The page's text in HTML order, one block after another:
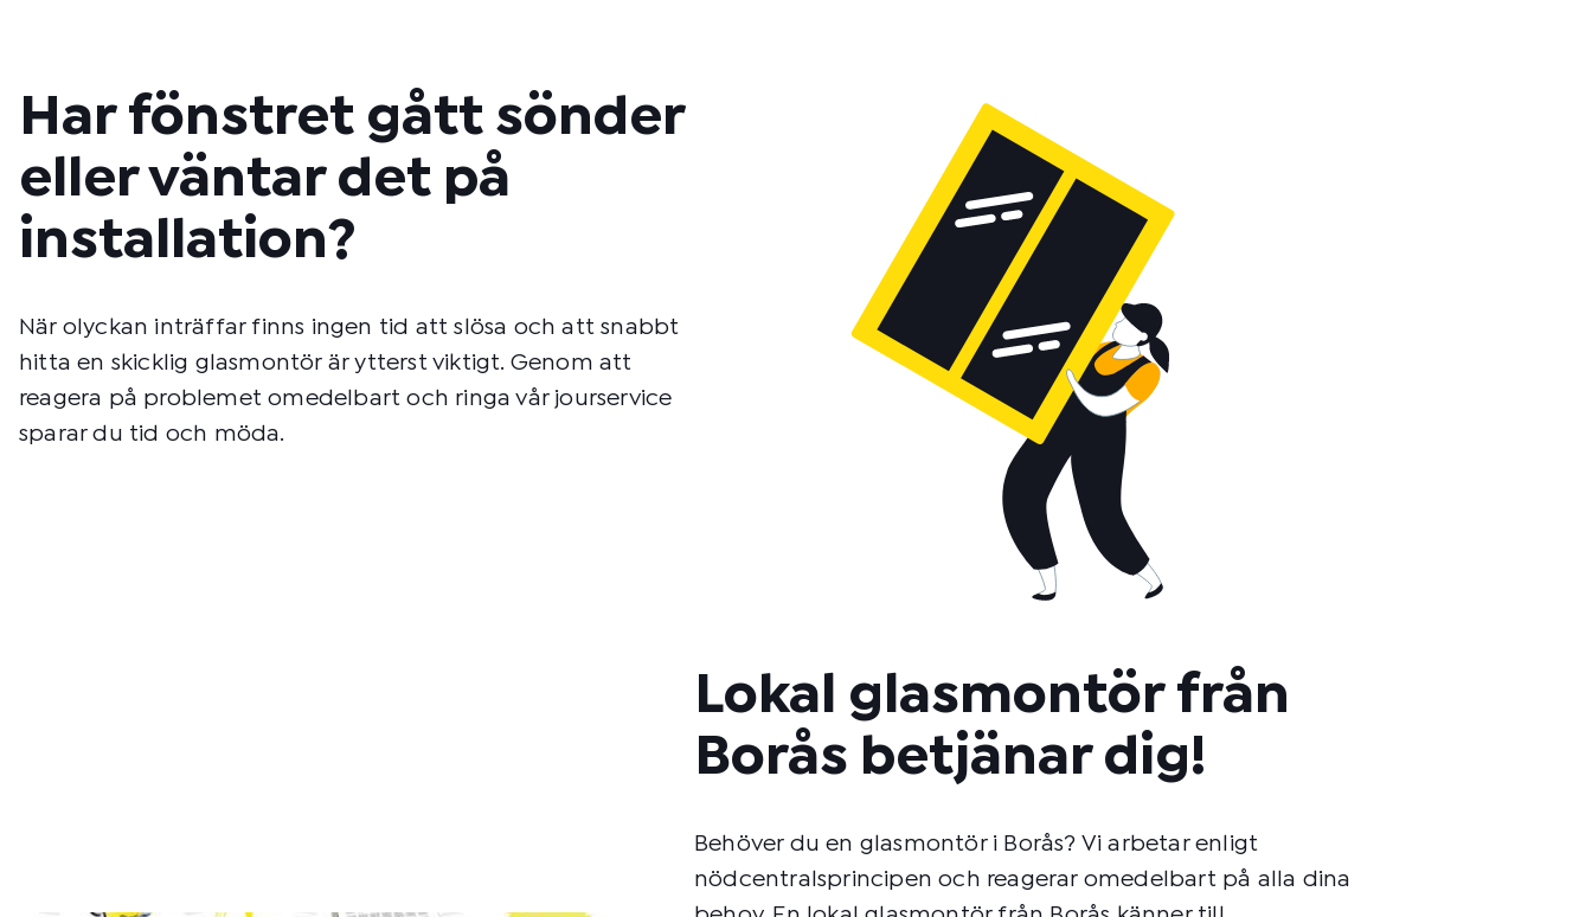
Har fönstret gått sönder
eller väntar det på
installation?
När olyckan inträffar finns ingen tid att slösa och att snabbt
hitta en skicklig glasmontör är ytterst viktigt. Genom att
reagera på problemet omedelbart och ringa vår jourservice
sparar du tid och möda.
Lokal glasmontör från
Borås betjänar dig!
Behöver du en glasmontör i Borås? Vi arbetar enligt
nödcentralsprincipen och reagerar omedelbart på alla dina